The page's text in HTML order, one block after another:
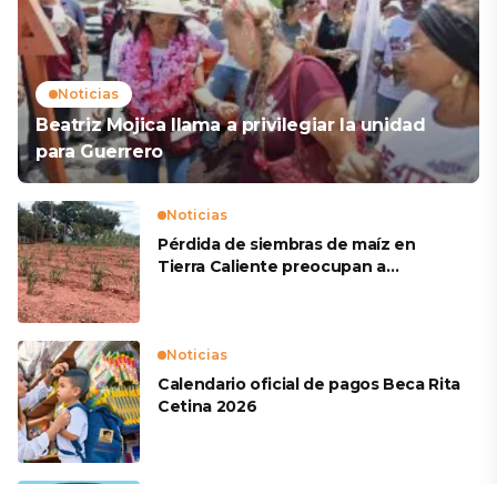
Noticias
Beatriz Mojica llama a privilegiar la unidad
para Guerrero
Noticias
Pérdida de siembras de maíz en
Tierra Caliente preocupan a
Noticias
Calendario oficial de pagos Beca Rita
Cetina 2026